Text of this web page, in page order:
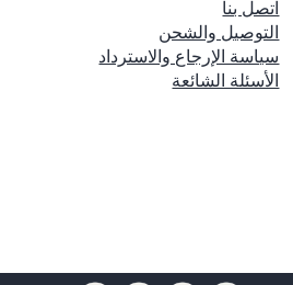
اتصل بنا
التوصيل والشحن
سياسة الإرجاع والاسترداد
الأسئلة الشائعة